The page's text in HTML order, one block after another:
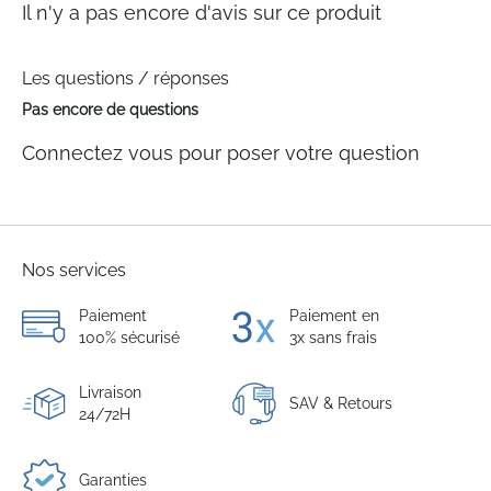
Il n'y a pas encore d'avis sur ce produit
Les questions / réponses
Pas encore de questions
Connectez vous pour poser votre question
Nos services
Paiement
100% sécurisé
Paiement en
3x sans frais
Livraison
24/72H
SAV & Retours
Garanties